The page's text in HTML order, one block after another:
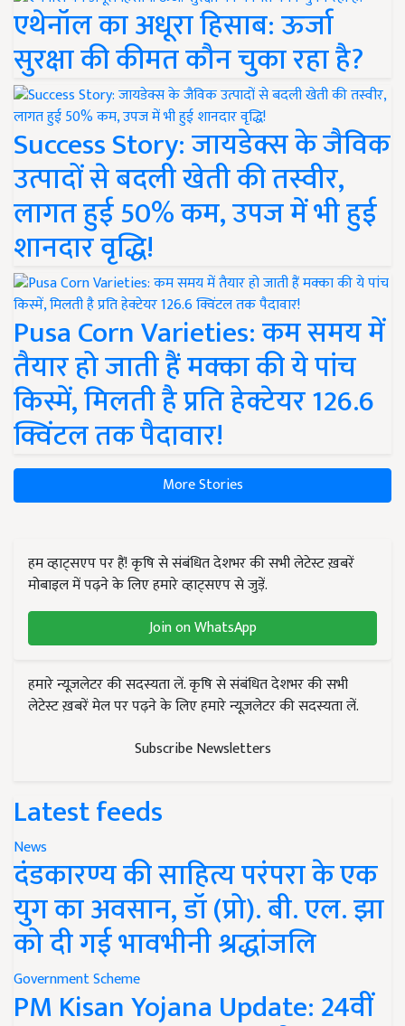
एथेनॉल का अधूरा हिसाब: ऊर्जा
सुरक्षा की कीमत कौन चुका रहा है?
Success Story: जायडेक्स के जैविक
उत्पादों से बदली खेती की तस्वीर,
लागत हुई 50% कम, उपज में भी हुई
शानदार वृद्धि!
Pusa Corn Varieties: कम समय में
तैयार हो जाती हैं मक्का की ये पांच
किस्में, मिलती है प्रति हेक्टेयर 126.6
क्विंटल तक पैदावार!
More Stories
हम व्हाट्सएप पर हैं! कृषि से संबंधित देशभर की सभी लेटेस्ट ख़बरें
मोबाइल में पढ़ने के लिए हमारे व्हाट्सएप से जुड़ें.
Join on WhatsApp
हमारे न्यूज़लेटर की सदस्यता लें. कृषि से संबंधित देशभर की सभी
लेटेस्ट ख़बरें मेल पर पढ़ने के लिए हमारे न्यूज़लेटर की सदस्यता लें.
Subscribe Newsletters
Latest feeds
News
दंडकारण्य की साहित्य परंपरा के एक
युग का अवसान, डॉ (प्रो). बी. एल. झा
को दी गई भावभीनी श्रद्धांजलि
Government Scheme
PM Kisan Yojana Update: 24वीं